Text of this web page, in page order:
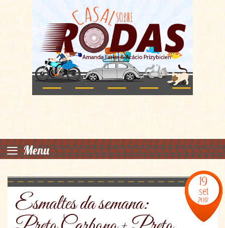
≡ Menu
19
set
2017
Esmaltes da semana: